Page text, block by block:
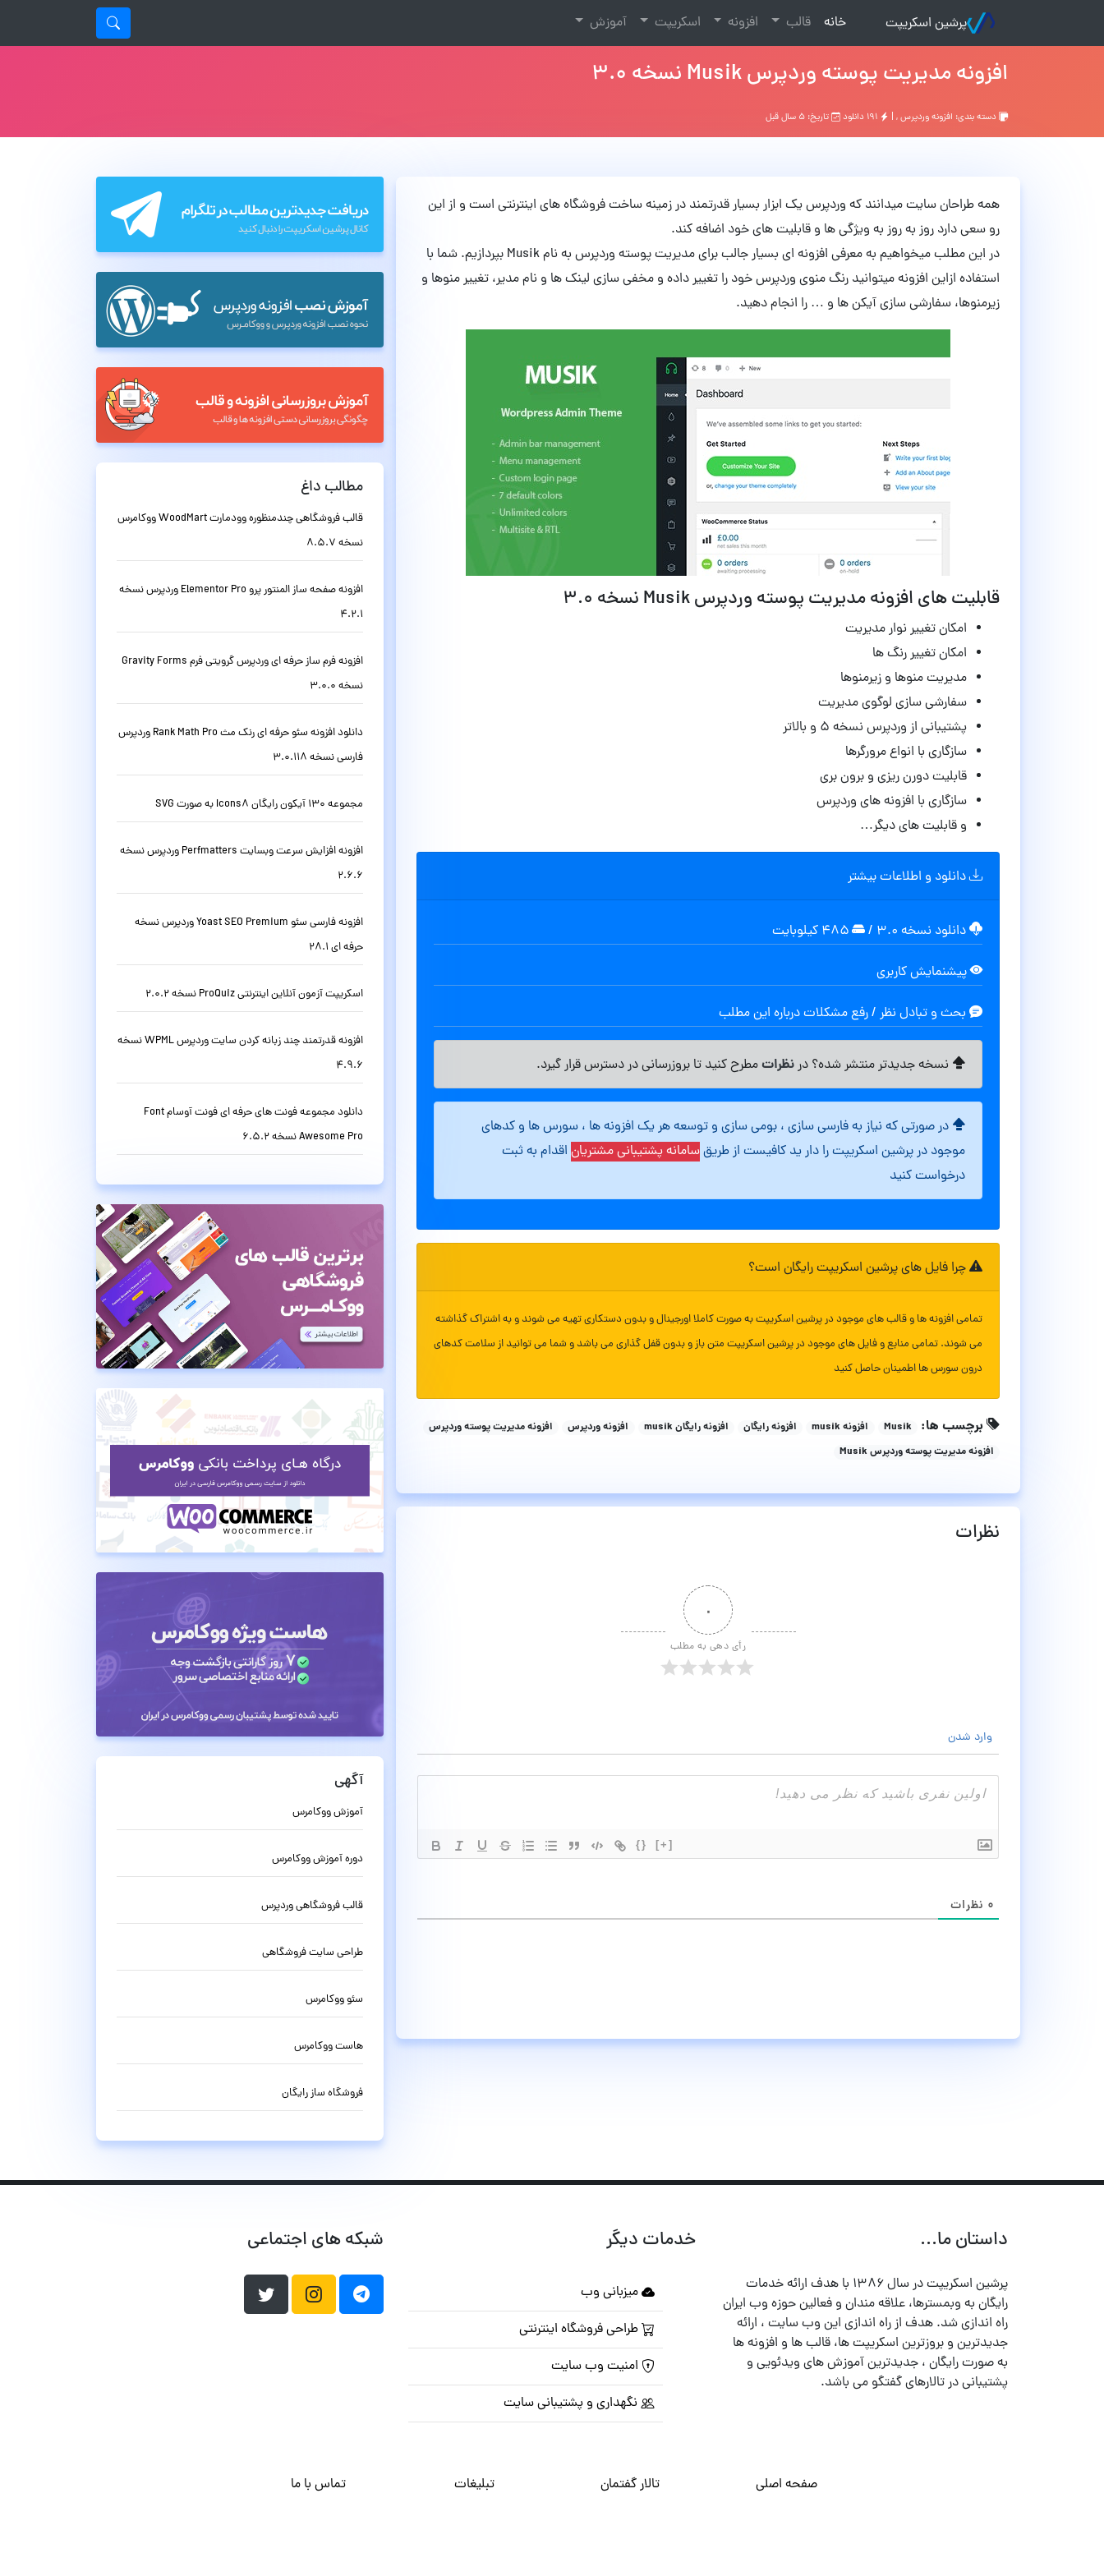
پرشین اسکریپت خانه
(current) قالب افزونه اسکریپت آموزش
افزونه مدیریت پوسته وردپرس Musik نسخه 3.0
دسته بندی: افزونه وردپرس, | تاریخ: ۵ سال قبل
همه طراحان سایت میدانند که وردپرس یک ابزار بسیار قدرتمند در زمینه ساخت فروشگاه های اینترنتی است و از این
رو سعی دارد روز به روز به ویژگی ها و قابلیت های خود اضافه کند.
در این مطلب میخواهیم به معرفی افزونه ای بسیار جالب برای مدیریت پوسته وردپرس به نام Musik بپردازیم. شما با
استفاده ازاین افزونه میتوانید رنگ منوی وردپرس خود را تغییر داده و مخفی سازی لینک ها و نام مدیر، تغییر منوها و
زیرمنوها، سفارشی سازی آیکن ها و … را انجام دهید.
قابلیت های افزونه مدیریت پوسته وردپرس Musik نسخه ۳.۰
امکان تغییر نوار مدیریت
امکان تغییر رنگ ها
مدیریت منوها و زیرمنوها
سفارشی سازی لوگوی مدیریت
پشتیبانی از وردپرس نسخه ۵ و بالاتر
سازگاری با انواع مرورگرها
قابلیت دورن ریزی و برون بری
سازگاری با افزونه های وردپرس
و قابلیت های دیگر…
دانلود و اطلاعات بیشتر
دانلود نسخه ۳.۰ /
پیشنمایش کاربری
بحث و تبادل نظر / رفع مشکلات درباره این مطلب
نسخه جدیدتر منتشر شده؟ درنظراتمطرح کنید تا بروزرسانی در دسترس قرار گیرد.
در صورتی که نیاز به فارسی سازی ، بومی سازی و توسعه هر یک افزونه ها ، سورس ها و کدهای
موجود در پرشین اسکریپت را دار ید کافیست از طریقسامانه پشتیبانی مشتریان اقدام به ثبت
درخواست کنید
چرا فایل های پرشین اسکریپت رایگان است؟
تمامی افزونه ها و قالب های موجود در پرشین اسکریپت به صورت کاملا اورجینال و بدون دستکاری تهیه می شوند و به اشتراک گذاشته
می شوند. تمامی منابع و فایل های موجود در پرشین اسکریپت متن باز و بدون قفل گذاری می باشد و شما می توانید از سلامت کدهای
درون سورس ها اطمینان حاصل کنید
برچسب ها: Musik افزونه musik افزونه رایگان افزونه رایگان musik افزونه وردپرس
افزونه مدیریت پوسته وردپرس
افزونه مدیریت پوسته وردپرس Musik
نظرات
۰
رأی دهی به مطلب
وارد شدن
{} [+]
۰ نظرات
مطالب داغ
قالب فروشگاهی چندمنظوره وودمارت WoodMart ووکامرس
نسخه 8.5.7
افزونه صفحه ساز المنتور پرو Elementor Pro وردپرس نسخه
4.2.1
افزونه فرم ساز حرفه ای وردپرس گرویتی فرم Gravity Forms
نسخه 3.0.0
دانلود افزونه سئو حرفه ای رنک مث Rank Math Pro وردپرس
فارسی نسخه 3.0.118
مجموعه 130 آیکون رایگان Icons8 به صورت SVG
افزونه افزایش سرعت وبسایت Perfmatters وردپرس نسخه
2.6.6
افزونه فارسی سئو Yoast SEO Premium وردپرس نسخه
حرفه ای 28.1
اسکریپت آزمون آنلاین اینترنتی ProQuiz نسخه 2.0.2
افزونه قدرتمند چند زبانه کردن سایت وردپرس WPML نسخه
4.9.6
دانلود مجموعه فونت های حرفه ای فونت آوسام Font
Awesome Pro نسخه 6.5.2
آگهی
آموزش ووکامرس
دوره آموزش ووکامرس
قالب فروشگاهی وردپرس
طراحی سایت فروشگاهی
سئو ووکامرس
هاست ووکامرس
فروشگاه ساز رایگان
داستان ما...
پرشین اسکریپت در سال ۱۳۸۶ با هدف ارائه خدمات
رایگان به وبمسترها، علاقه مندان و فعالین حوزه وب ایران
راه اندازی شد. هدف از راه اندازی این وب سایت ، ارائه
جدیدترین و بروزترین اسکریپت ها، قالب ها و افزونه ها
به صورت رایگان ، جدیدترین آموزش های ویدئویی و
پشتیبانی در تالارهای گفتگو می باشد.
خدمات دیگر
میزبانی وب
طراحی فروشگاه اینترنتی
امنیت وب سایت
نگهداری و پشتیبانی سایت
شبکه های اجتماعی
صفحه اصلی تالار گفتمان تبلیغات تماس با ما